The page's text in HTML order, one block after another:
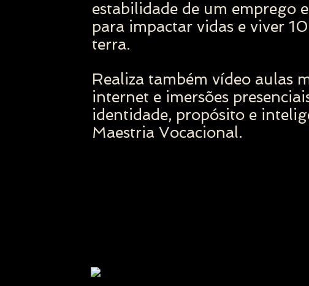
estabilidade de um emprego
para impactar vidas e viver
terra.
Realiza também vídeo aulas
internet e imersões
identidade, propósito e
Maestria Vocacional.